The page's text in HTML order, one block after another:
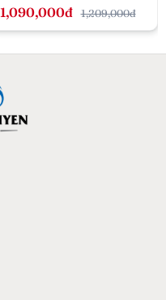
1,090,000đ 1,209,000đ